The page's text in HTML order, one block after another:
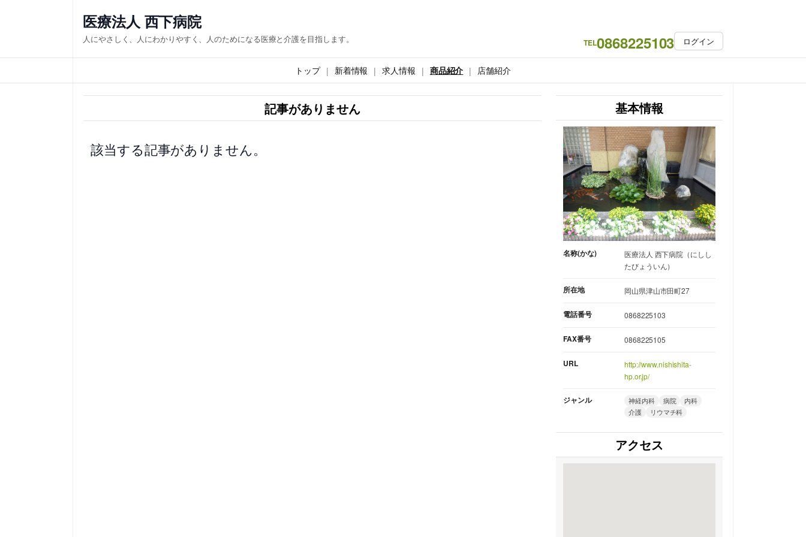
ス
キ
医療法人 西下病院
人にやさしく、人にわかりやすく、人のためになる医療と介護を目指します。 TEL0868225103 ログイン
トップ 新着情報 求人情報 商品紹介 店舗紹介
記事がありません
該当する記事がありません。
基本情報
名称(かな)
医療法人 西下病院（にしし
たびょういん）
所在地 岡山県津山市田町27
電話番号 0868225103
FAX番号 0868225105
URL
http://www.nishishita-
hp.or.jp/
ジャンル 神経内科 病院
内科
介護
リウマチ科
アクセス